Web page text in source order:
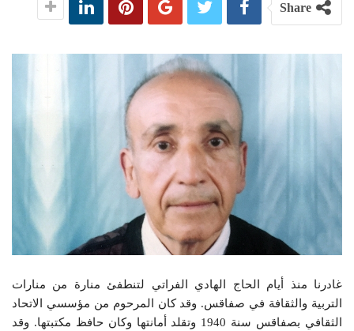
Share
غادرنا منذ أيام الحاج الهادي الفراتي لتنطفئ منارة من منارات
التربية والثقافة في صفاقس. وقد كان المرحوم من مؤسسي الاتحاد
الثقافي بصفاقس سنة 1940 وتقلد أمانتها وكان حافظ مكتبتها. وقد